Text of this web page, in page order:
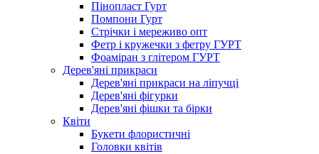
Пінопласт Гурт
Помпони Гурт
Стрічки і мереживо опт
Фетр і кружечки з фетру ГУРТ
Фоаміран з глітером ГУРТ
Дерев'яні прикраси
Дерев'яні прикраси на ліпучці
Дерев'яні фігурки
Дерев'яні фішки та бірки
Квіти
Букети флористичні
Головки квітів